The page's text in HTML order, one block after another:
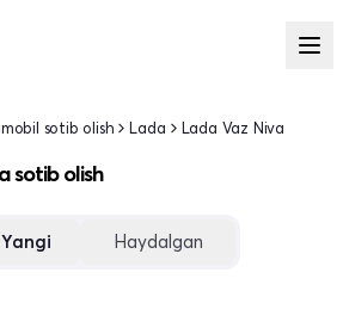
sotib olish Lada Lada Vaz Niva
sotib olish
Yangi Haydalgan